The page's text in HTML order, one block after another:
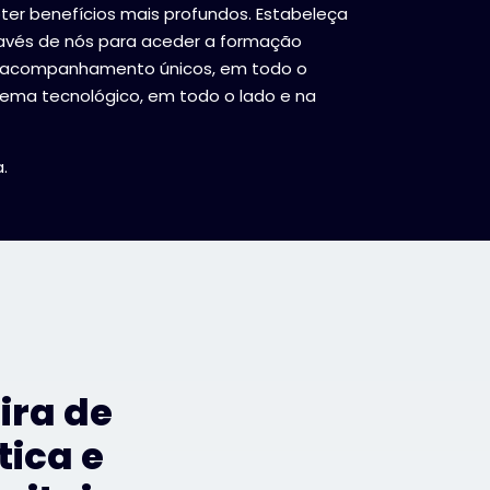
benefícios mais profundos. Estabeleça
de nós para aceder a formação
únicos, em todo o
tecnológico, em todo o lado e na
de
e